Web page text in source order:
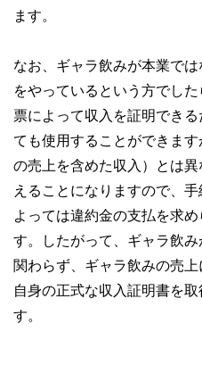
ます。
なお、ギャラ飲みが本業で
をやっているという方でし
票によって収入を証明でき
ても使用することができま
の売上を含めた収入）とは
えることになりますので、
よっては違約金の支払を求
す。したがって、ギャラ飲
関わらず、ギャラ飲みの売
自身の正式な収入証明書を
す。